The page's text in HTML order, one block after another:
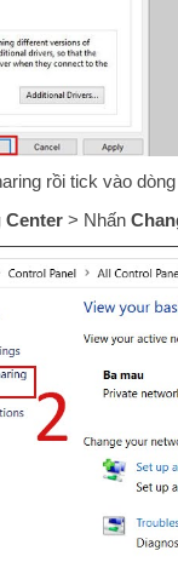
rồi tick vào
Center > Nhấn